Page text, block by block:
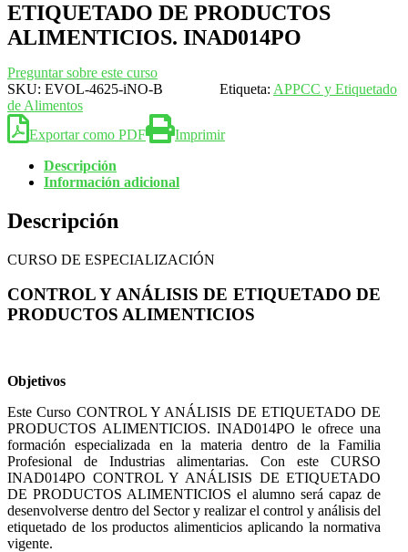
ETIQUETADO DE PRODUCTOS
ALIMENTICIOS. INAD014PO
Preguntar sobre este curso
SKU: EVOL-4625-iNO-B Etiqueta: APPCC y Etiquetado
de Alimentos
Exportar como PDF
Imprimir
Descripción
Información adicional
Descripción
CURSO DE ESPECIALIZACIÓN
CONTROL Y ANÁLISIS DE ETIQUETADO DE
PRODUCTOS ALIMENTICIOS
Objetivos
Este Curso CONTROL Y ANÁLISIS DE ETIQUETADO DE
PRODUCTOS ALIMENTICIOS. INAD014PO le ofrece una
formación especializada en la materia dentro de la Familia
Profesional de Industrias alimentarias. Con este CURSO
INAD014PO CONTROL Y ANÁLISIS DE ETIQUETADO
DE PRODUCTOS ALIMENTICIOS el alumno será capaz de
desenvolverse dentro del Sector y realizar el control y análisis del
etiquetado de los productos alimenticios aplicando la normativa
vigente.